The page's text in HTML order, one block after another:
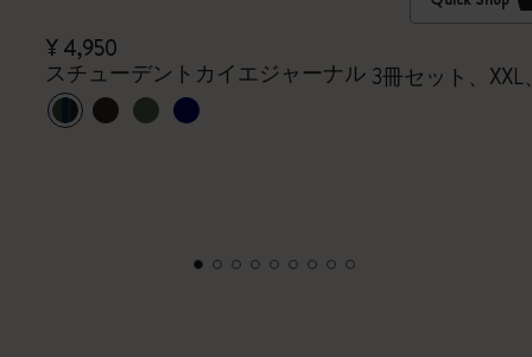
¥ 4,950
スチューデントカイエジャーナル 3冊セット、